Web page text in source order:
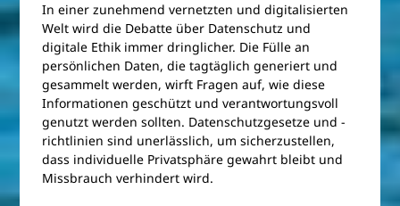
In einer zunehmend vernetzten und digitalisierten
Welt wird die Debatte über Datenschutz und
digitale Ethik immer dringlicher. Die Fülle an
persönlichen Daten, die tagtäglich generiert und
gesammelt werden, wirft Fragen auf, wie diese
Informationen geschützt und verantwortungsvoll
genutzt werden sollten. Datenschutzgesetze und -
richtlinien sind unerlässlich, um sicherzustellen,
dass individuelle Privatsphäre gewahrt bleibt und
Missbrauch verhindert wird.